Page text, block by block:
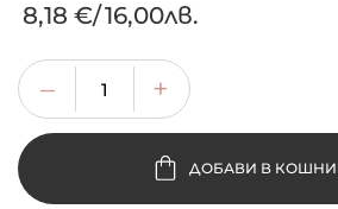
8,18 €/16,00лв.
ДОБАВИ В